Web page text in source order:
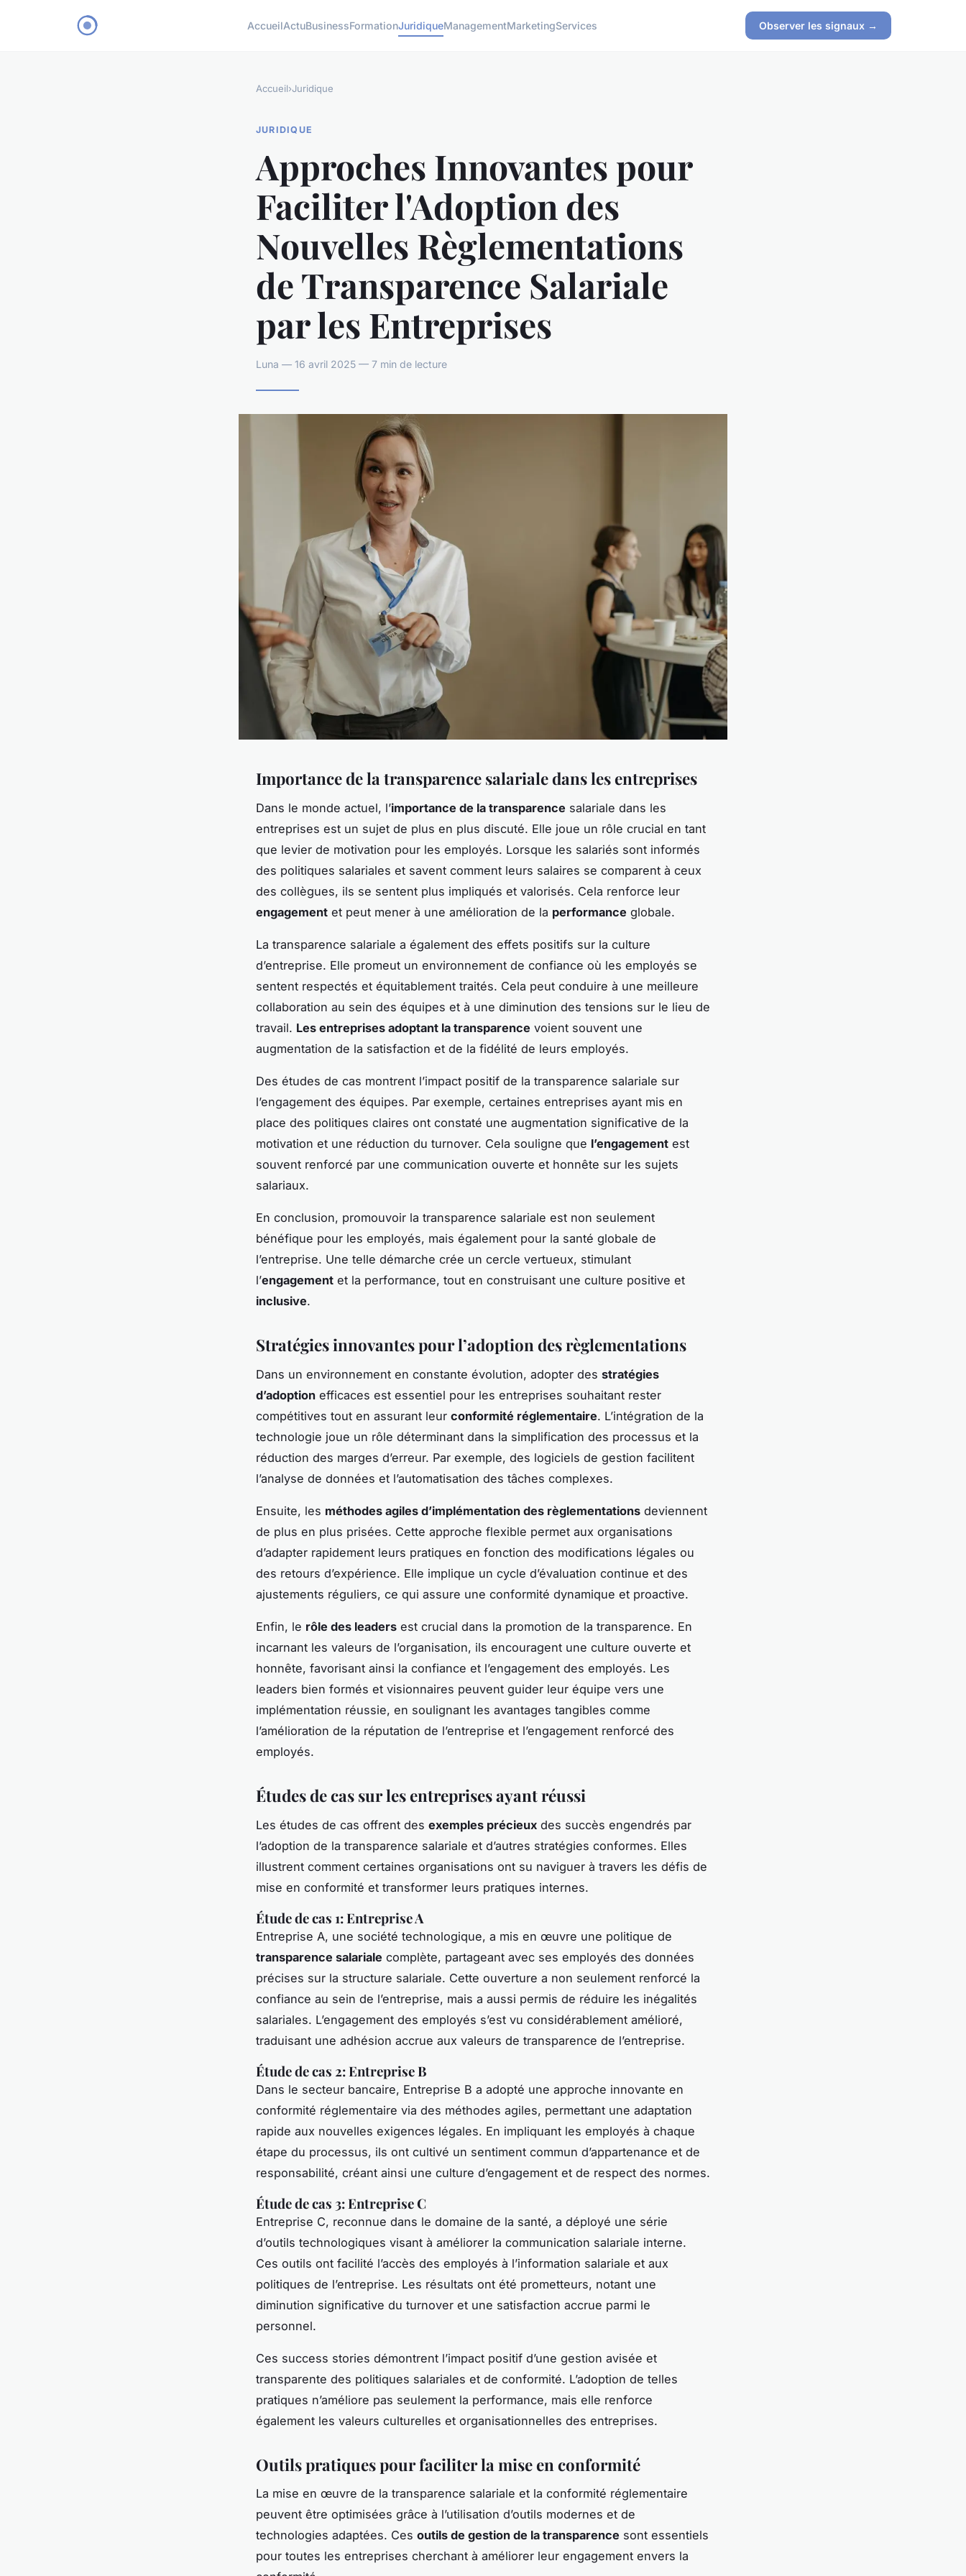
AccueilActuBusinessFormationJuridiqueManagementMarketingServices Observer les signaux →
Accueil›Juridique
JURIDIQUE
Approches Innovantes pour
Faciliter l'Adoption des
Nouvelles Règlementations
de Transparence Salariale
par les Entreprises
Luna — 16 avril 2025 — 7 min de lecture
Importance de la transparence salariale dans les entreprises
Dans le monde actuel, l’importance de la transparence salariale dans les
entreprises est un sujet de plus en plus discuté. Elle joue un rôle crucial en tant
que levier de motivation pour les employés. Lorsque les salariés sont informés
des politiques salariales et savent comment leurs salaires se comparent à ceux
des collègues, ils se sentent plus impliqués et valorisés. Cela renforce leur
engagement et peut mener à une amélioration de la performance globale.
La transparence salariale a également des effets positifs sur la culture
d’entreprise. Elle promeut un environnement de confiance où les employés se
sentent respectés et équitablement traités. Cela peut conduire à une meilleure
collaboration au sein des équipes et à une diminution des tensions sur le lieu de
travail. Les entreprises adoptant la transparence voient souvent une
augmentation de la satisfaction et de la fidélité de leurs employés.
Des études de cas montrent l’impact positif de la transparence salariale sur
l’engagement des équipes. Par exemple, certaines entreprises ayant mis en
place des politiques claires ont constaté une augmentation significative de la
motivation et une réduction du turnover. Cela souligne que l’engagement est
souvent renforcé par une communication ouverte et honnête sur les sujets
salariaux.
En conclusion, promouvoir la transparence salariale est non seulement
bénéfique pour les employés, mais également pour la santé globale de
l’entreprise. Une telle démarche crée un cercle vertueux, stimulant
l’engagement et la performance, tout en construisant une culture positive et
inclusive.
Stratégies innovantes pour l’adoption des règlementations
Dans un environnement en constante évolution, adopter des stratégies
d’adoption efficaces est essentiel pour les entreprises souhaitant rester
compétitives tout en assurant leur conformité réglementaire. L’intégration de la
technologie joue un rôle déterminant dans la simplification des processus et la
réduction des marges d’erreur. Par exemple, des logiciels de gestion facilitent
l’analyse de données et l’automatisation des tâches complexes.
Ensuite, les méthodes agiles d’implémentation des règlementations deviennent
de plus en plus prisées. Cette approche flexible permet aux organisations
d’adapter rapidement leurs pratiques en fonction des modifications légales ou
des retours d’expérience. Elle implique un cycle d’évaluation continue et des
ajustements réguliers, ce qui assure une conformité dynamique et proactive.
Enfin, le rôle des leaders est crucial dans la promotion de la transparence. En
incarnant les valeurs de l’organisation, ils encouragent une culture ouverte et
honnête, favorisant ainsi la confiance et l’engagement des employés. Les
leaders bien formés et visionnaires peuvent guider leur équipe vers une
implémentation réussie, en soulignant les avantages tangibles comme
l’amélioration de la réputation de l’entreprise et l’engagement renforcé des
employés.
Études de cas sur les entreprises ayant réussi
Les études de cas offrent des exemples précieux des succès engendrés par
l’adoption de la transparence salariale et d’autres stratégies conformes. Elles
illustrent comment certaines organisations ont su naviguer à travers les défis de
mise en conformité et transformer leurs pratiques internes.
Étude de cas 1: Entreprise A
Entreprise A, une société technologique, a mis en œuvre une politique de
transparence salariale complète, partageant avec ses employés des données
précises sur la structure salariale. Cette ouverture a non seulement renforcé la
confiance au sein de l’entreprise, mais a aussi permis de réduire les inégalités
salariales. L’engagement des employés s’est vu considérablement amélioré,
traduisant une adhésion accrue aux valeurs de transparence de l’entreprise.
Étude de cas 2: Entreprise B
Dans le secteur bancaire, Entreprise B a adopté une approche innovante en
conformité réglementaire via des méthodes agiles, permettant une adaptation
rapide aux nouvelles exigences légales. En impliquant les employés à chaque
étape du processus, ils ont cultivé un sentiment commun d’appartenance et de
responsabilité, créant ainsi une culture d’engagement et de respect des normes.
Étude de cas 3: Entreprise C
Entreprise C, reconnue dans le domaine de la santé, a déployé une série
d’outils technologiques visant à améliorer la communication salariale interne.
Ces outils ont facilité l’accès des employés à l’information salariale et aux
politiques de l’entreprise. Les résultats ont été prometteurs, notant une
diminution significative du turnover et une satisfaction accrue parmi le
personnel.
Ces success stories démontrent l’impact positif d’une gestion avisée et
transparente des politiques salariales et de conformité. L’adoption de telles
pratiques n’améliore pas seulement la performance, mais elle renforce
également les valeurs culturelles et organisationnelles des entreprises.
Outils pratiques pour faciliter la mise en conformité
La mise en œuvre de la transparence salariale et la conformité réglementaire
peuvent être optimisées grâce à l’utilisation d’outils modernes et de
technologies adaptées. Ces outils de gestion de la transparence sont essentiels
pour toutes les entreprises cherchant à améliorer leur engagement envers la